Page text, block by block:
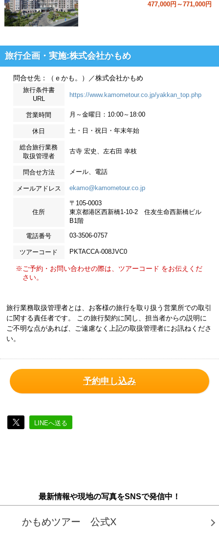
477,000円～771,000円
旅行企画・実施:株式会社かもめ
問合せ先：（ｅかも。）／株式会社かもめ
旅行条件書
URL
https://www.kamometour.co.jp/yakkan_top.php
営業時間 月～金曜日：10:00～18:00
休日 土・日・祝日・年末年始
総合旅行業務
取扱管理者
古寺 宏史、左右田 幸枝
問合せ方法 メール、電話
メールアドレス ekamo@kamometour.co.jp
住所
〒105-0003
東京都港区西新橋1-10-2 住友生命西新橋ビル
B1階
電話番号 03-3506-0757
ツアーコード PKTACCA-008JVC0
※ご予約・お問い合わせの際は、ツアーコード をお伝えくだ
さい。
旅行業務取扱管理者とは、お客様の旅行を取り扱う営業所での取引
に関する責任者です。 この旅行契約に関し、担当者からの説明に
ご不明な点があれば、ご遠慮なく上記の取扱管理者にお訊ねくださ
い。
予約申し込み
LINEへ送る
最新情報や現地の写真をSNSで発信中！
かもめツアー 公式X